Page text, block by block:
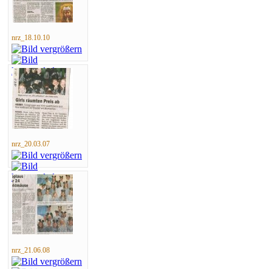
nrz_18.10.10
nrz_20.03.07
nrz_21.06.08